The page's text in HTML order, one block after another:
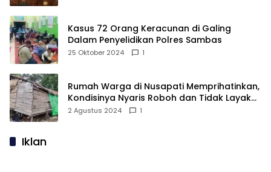
Kasus 72 Orang Keracunan di Galing
Dalam Penyelidikan Polres Sambas
25 Oktober 2024 1
Rumah Warga di Nusapati Memprihatinkan,
Kondisinya Nyaris Roboh dan Tidak Layak
Huni
2 Agustus 2024 1
Iklan